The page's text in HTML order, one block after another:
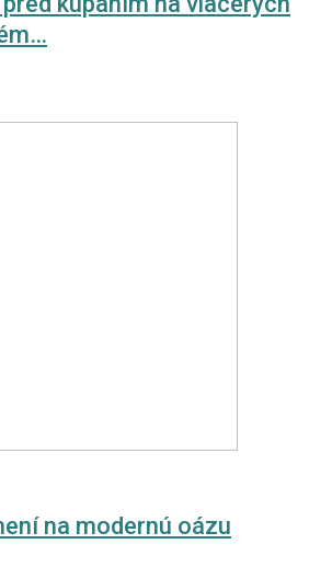
na modernú oázu